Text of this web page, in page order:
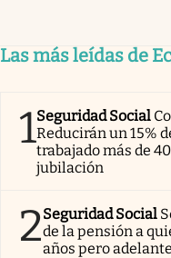
Las más leídas de
1Seguridad Social
Reducirán un 15%
trabajado más de
jubilación
2Seguridad Social
de la pensión a
años pero